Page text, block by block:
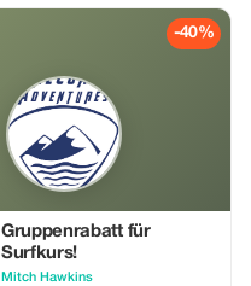
-40%
Gruppenrabatt für
Surfkurs!
Mitch Hawkins